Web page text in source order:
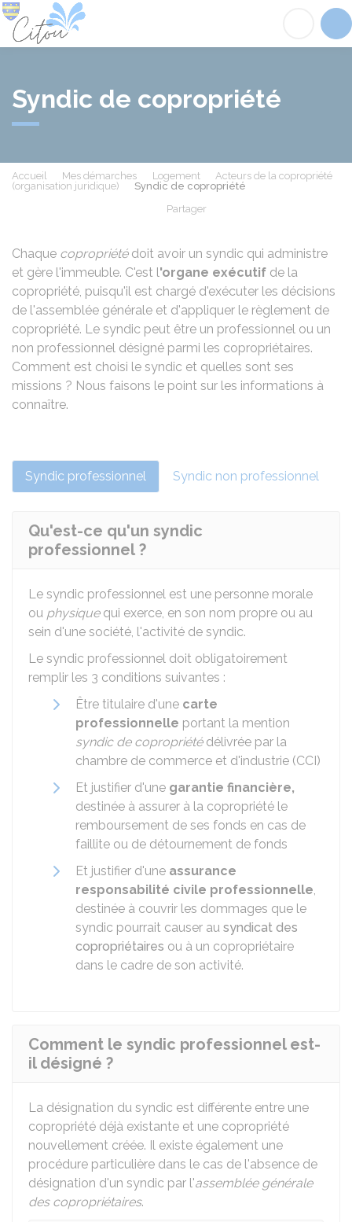
Syndic de copropriété
Accueil Mes démarches Logement
Acteurs de la copropriété
(organisation juridique)
Syndic de copropriété
Partager
Chaque copropriétédoit avoir un syndic qui administre
et gère l'immeuble. C'est l'organe exécutif de la
copropriété, puisqu'il est chargé d'exécuter les décisions
de l'assemblée générale et d'appliquer le règlement de
copropriété. Le syndic peut être un professionnel ou un
non professionnel désigné parmi les copropriétaires.
Comment est choisi le syndic et quelles sont ses
missions ? Nous faisons le point sur les informations à
connaître.
Syndic professionnel Syndic non professionnel
Qu'est-ce qu'un syndic
professionnel ?
Le syndic professionnel est une personne morale
ou physiquequi exerce, en son nom propre ou au
sein d'une société, l'activité de syndic.
Le syndic professionnel doit obligatoirement
remplir les 3 conditions suivantes :
Être titulaire d'une carte
professionnelle portant la mention
syndic de copropriétédélivrée par la
chambre de commerce et d'industrie (CCI)
Et justifier d'une garantie financière,
destinée à assurer à la copropriété le
remboursement de ses fonds en cas de
faillite ou de détournement de fonds
Et justifier d'une assurance
responsabilité civile professionnelle,
destinée à couvrir les dommages que le
syndic pourrait causer au syndicat des
copropriétaires ou à un copropriétaire
dans le cadre de son activité.
Comment le syndic professionnel est-
il désigné ?
La désignation du syndic est différente entre une
copropriété déjà existante et une copropriété
nouvellement créée. Il existe également une
procédure particulière dans le cas de l'absence de
désignation d'un syndic par l'assemblée générale
des copropriétaires.